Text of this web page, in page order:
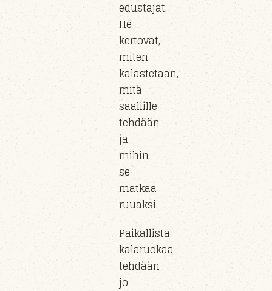
edustajat.
He
kertovat,
miten
kalastetaan,
mitä
saaliille
tehdään
ja
mihin
se
matkaa
ruuaksi.
Paikallista
kalaruokaa
tehdään
jo